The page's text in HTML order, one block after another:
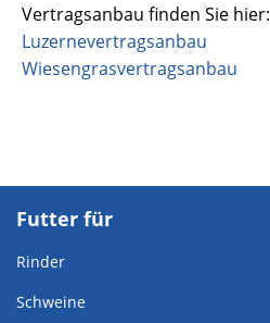
Vertragsanbau finden Sie hier:
Luzernevertragsanbau
Wiesengrasvertragsanbau
Futter für
Rinder
Schweine